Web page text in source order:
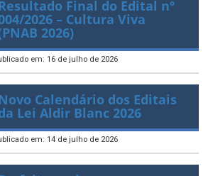
Final do Edital nº
2026 – Cultura Viva
2026)
Calendário dos Editais
Lei Aldir Blanc 2026